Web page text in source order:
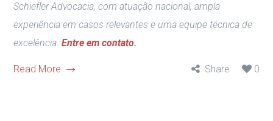
Schiefler Advocacia, com atuação nacional, ampla
experiência em casos relevantes e uma equipe técnica de
excelência.Entre em contato.
Read More Share 0